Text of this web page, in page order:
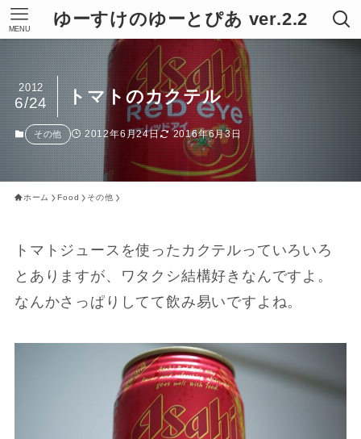
ゆーすけのゆーとぴあ ver.2.2
MENU
トマトのカクテル
2012
6/24
その他 2012年6月24日 2016年6月3日
ホーム Food その他
トマトジュースを使ったカクテルっていろいろ
とありますが、ワタクシ結構好きなんですよ。
なんかさっぱりしてて飲み易いですよね。